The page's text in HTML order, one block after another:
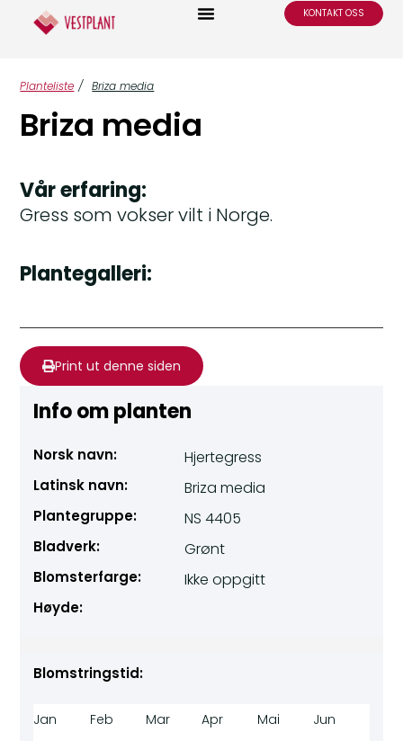
KONTAKT OSS
Planteliste / Briza media
Briza media
Vår erfaring:
Gress som vokser vilt i Norge.
Plantegalleri:
Print ut denne siden
Info om planten
Norsk navn: Hjertegress
Latinsk navn: Briza media
Plantegruppe: NS 4405
Bladverk: Grønt
Blomsterfarge: Ikke oppgitt
Høyde:
Blomstringstid:
Jan Feb Mar Apr Mai Jun